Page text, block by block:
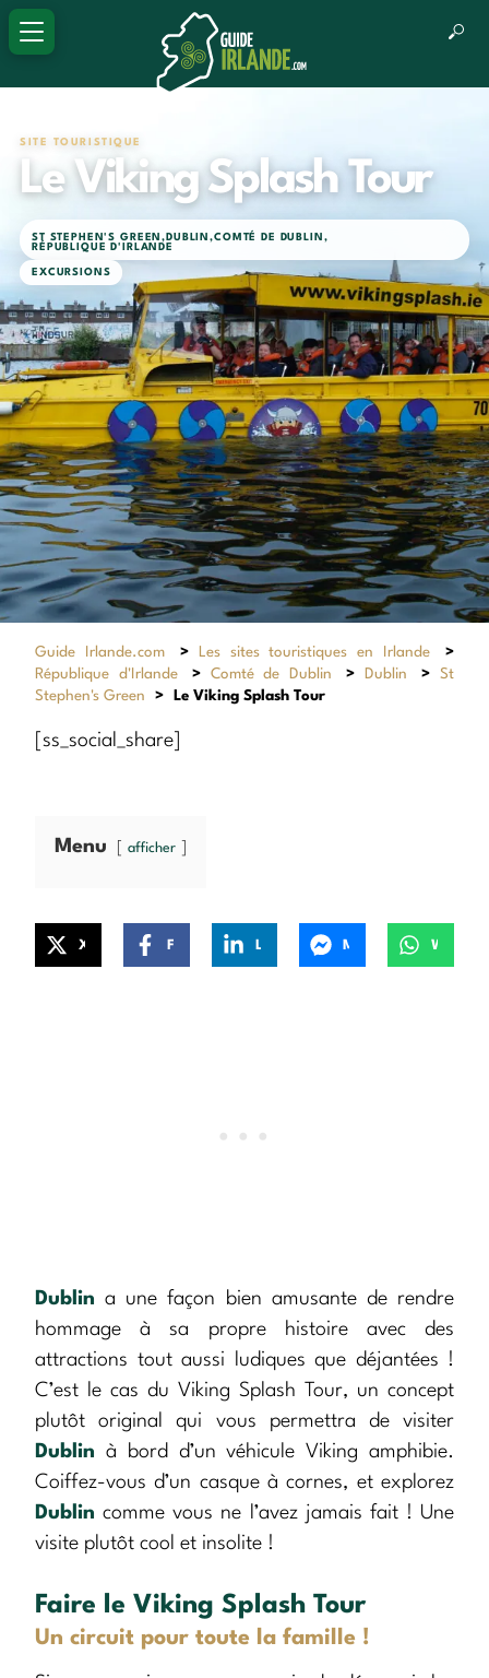
SITE TOURISTIQUE
Le Viking Splash Tour
ST STEPHEN'S GREEN, DUBLIN,COMTÉ DE DUBLIN ,
RÉPUBLIQUE D'IRLANDE
EXCURSIONS
Guide Irlande.com > Les sites touristiques en Irlande
>
République d'Irlande
> Comté de Dublin > Dublin >St
Stephen's Green
> Le Viking Splash Tour
[ss_social_share]
Menu afficher
Dublin a une façon bien amusante de rendre
hommage à sa propre histoire avec des
attractions tout aussi ludiques que déjantées !
C’est le cas du Viking Splash Tour, un concept
plutôt original qui vous permettra de visiter
Dublin à bord d’un véhicule Viking amphibie.
Coiffez-vous d’un casque à cornes, et explorez
Dublin comme vous ne l’avez jamais fait ! Une
visite plutôt cool et insolite !
Faire le Viking Splash Tour
Un circuit pour toute la famille !